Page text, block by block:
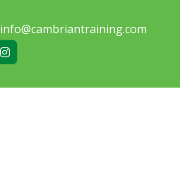
info@cambriantraining.com